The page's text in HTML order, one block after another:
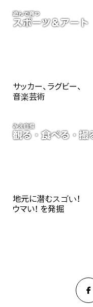
サッカー、ラグビー、
音楽芸術
地元に潜むスゴい！
ウマい！ を発掘